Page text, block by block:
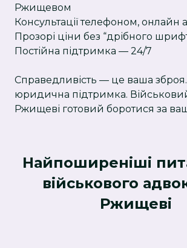
Ржищевом
Консультації телефоном, онлайн
Прозорі ціни без “дрібного
Постійна підтримка — 24/7
Справедливість — це ваша
юридична підтримка.
Ржищеві готовий боротися за
Найпоширеніші
військового
Ржищеві